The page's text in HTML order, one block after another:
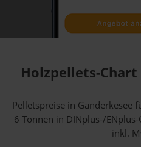
Holzpellets-
Pelletspreise in Ganderkesee
6 Tonnen in DINplus-/
inkl.